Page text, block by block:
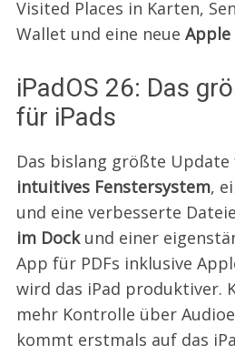
Visited Places in Karten,
Wallet und eine neue Apple
iPadOS 26: Das
für iPads
Das bislang größte
intuitives Fenstersystem,
und eine verbesserte
im Dockund einer
App für PDFs inklusive
wird das iPad produktiver.
mehr Kontrolle über
kommt erstmals auf das